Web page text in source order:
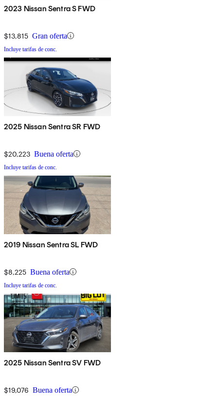
2023 Nissan Sentra S FWD
$13,815 Gran oferta
Incluye tarifas de conc.
2025 Nissan Sentra SR FWD
$20,223 Buena oferta
Incluye tarifas de conc.
2019 Nissan Sentra SL FWD
$8,225 Buena oferta
Incluye tarifas de conc.
2025 Nissan Sentra SV FWD
$19,076 Buena oferta